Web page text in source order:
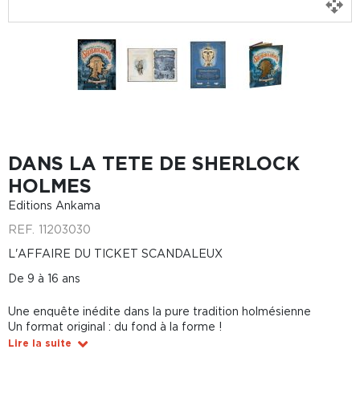
DANS LA TETE DE SHERLOCK
HOLMES
Editions Ankama
REF. 11203030
L'AFFAIRE DU TICKET SCANDALEUX
De 9 à 16 ans
Une enquête inédite dans la pure tradition holmésienne
Un format original : du fond à la forme !
Lire la suite